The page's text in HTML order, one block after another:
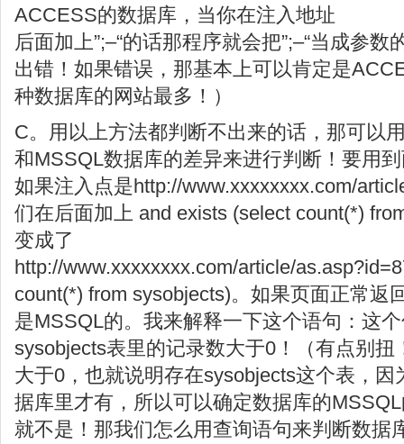
ACCESS的数据库，当你在注入地址
后面加上”;–“的话那程序就会把”;–“当成参
出错！如果错误，那基本上可以肯定是
种数据库的网站最多！）
C。用以上方法都判断不出来的话，那可以
和MSSQL数据库的差异来进行判断！要用
如果注入点是http://www.xxxxxxxx.com/
们在后面加上 and exists (select count(*)
变成了
http://www.xxxxxxxx.com/article/
count(*) from sysobjects)。如果页面正常返
是MSSQL的。我来解释一下这个语句：这
sysobjects表里的记录数大于0！（有点别
大于0，也就说明存在sysobjects这个表，
据库里才有，所以可以确定数据库的
就不是！那我们怎么用查询语句来判断数据